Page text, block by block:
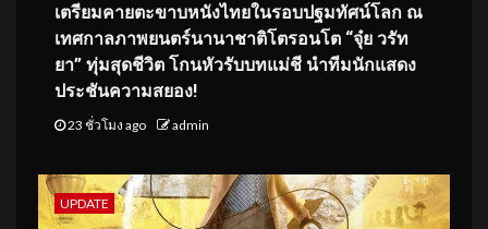
เตรียมคายตะขาบหนังไทยในรอบปฐมทัศน์โลก ณ
เทศกาลภาพยนตร์นานาชาติโตรอนโต “จุ๋ย วรัท
ยา” ทุ่มสุดชีวิต โกนหัวรับบทแม่ชี นำทีมนักแสดง
ประชันความสยอง!
23 ชั่วโมง ago admin
UPDATE